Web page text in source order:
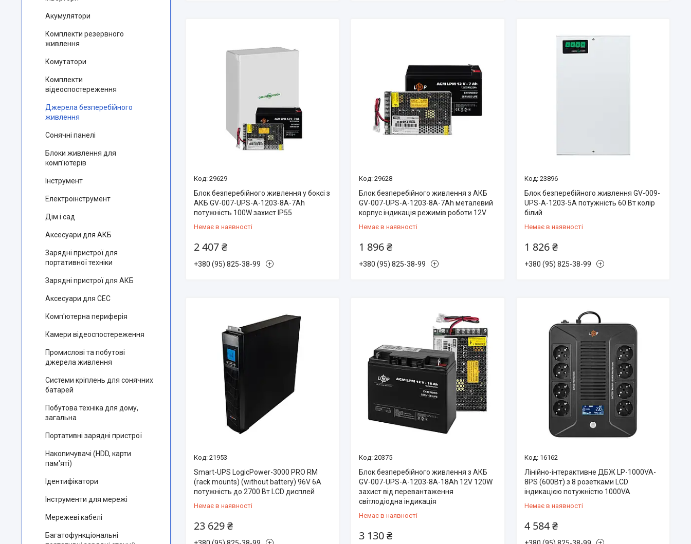
29629
Блок безперебійного живлення у боксі з
АКБ GV-007-UPS-A-1203-8A-7Ah
потужність 100W захист IP55
Немає в наявності
2 407 ₴
+380 (95) 825-38-99
29628
Блок безперебійного живлення з АКБ
GV-007-UPS-A-1203-8A-7Ah металевий
корпус індикація режимів роботи 12V
Немає в наявності
1 896 ₴
+380 (95) 825-38-99
23896
Блок безперебійного живлення GV-009-
UPS-A-1203-5A потужність 60 Вт колір
білий
Немає в наявності
1 826 ₴
+380 (95) 825-38-99
21953
Smart-UPS LogicPower-3000 PRO RM
(rack mounts) (without battery) 96V 6A
потужність до 2700 Вт LCD дисплей
Немає в наявності
23 629 ₴
20375
Блок безперебійного живлення з АКБ
GV-007-UPS-A-1203-8A-18Ah 12V 120W
захист від перевантаження
світлодіодна індикація
Немає в наявності
3 130 ₴
16162
Лінійно-інтерактивне ДБЖ LP-1000VA-
8PS (600Вт) з 8 розетками LCD
індикацією потужністю 1000VA
Немає в наявності
4 584 ₴
Акумулятори
Комплекти резервного
живлення
Комутатори
Комплекти
відеоспостереження
Джерела безперебійного
живлення
Сонячні панелі
Блоки живлення для
комп'ютерів
Інструмент
Електроінструмент
Дім і сад
Аксесуари для АКБ
Зарядні пристрої для
портативної техніки
Зарядні пристрої для АКБ
Аксесуари для СЕС
Комп'ютерна периферія
Камери відеоспостереження
Промислові та побутові
джерела живлення
Системи кріплень для сонячних
батарей
Побутова техніка для дому,
загальна
Портативні зарядні пристрої
Накопичувачі (HDD, карти
пам'яті)
Ідентифікатори
Інструменти для мережі
Мережеві кабелі
Багатофункціональні